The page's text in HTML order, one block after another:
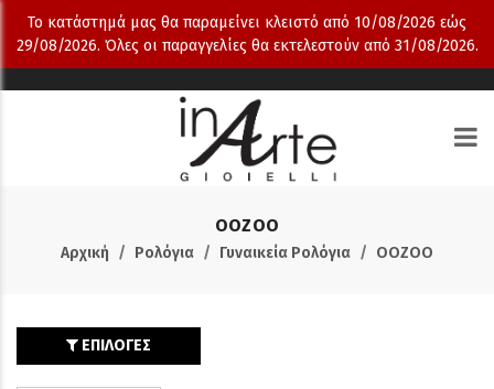
Το κατάστημά μας θα παραμείνει κλειστό από 10/08/2026 εώς
29/08/2026. Όλες οι παραγγελίες θα εκτελεστούν από 31/08/2026.
OOZOO
Αρχική Ρολόγια Γυναικεία Ρολόγια OOZOO
ΕΠΙΛΟΓΕΣ